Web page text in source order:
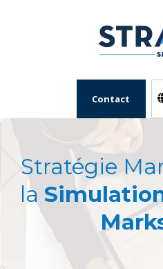
Contact
Stratégie
la